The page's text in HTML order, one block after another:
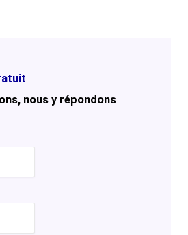
nous y répondons